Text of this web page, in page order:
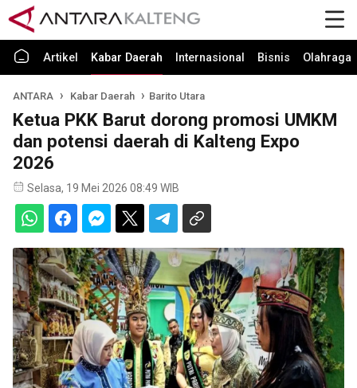
Artikel Kabar Daerah Internasional Bisnis Olahraga
ANTARA Kabar Daerah Barito Utara
Ketua PKK Barut dorong promosi UMKM
dan potensi daerah di Kalteng Expo
2026
Selasa, 19 Mei 2026 08:49 WIB